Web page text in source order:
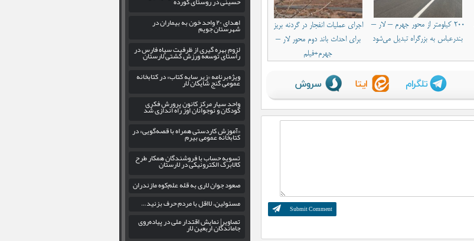
۲۰۰ کیلومتر از محور جهرم – لار –
بندرعباس به بزرگراه تبدیل می‌شود
اجرای عملیات انفجار در گردنه بریز
برای احداث باند دوم محور لار –
جهرم+فیلم
حسینی در روستای کورده
اهدای ۲۰ واحد خون به بیماران درشهرستان جویم
لزوم بهره‌ گیری از ظرفیت سپاه فارس در
راستای توسعه ورزش کشتی لارستان
ویژه‌برنامه «زیر سایه کتاب» در کتابخانه
عمومی گنج شایگان لار
واحد سیار مرکز کانون پرورش فکری
کودکان و نوجوانان اوز راه اندازی شد
«آموزش کاردستی همراه با قصه‌گویی» در
کتابخانه عمومی بیرم
تسویه حساب با فروشندگان همکار طرح
کالابرگ الکترونیکی در لارستان
صعود جوان لاری به قله علم‌کوه مازندران
مسئولین، لااقل با مردم حرف بزنید…
تصاویر| نمایش اقتدار ملی در پیاده‌روی
جاماندگان اربعین لار